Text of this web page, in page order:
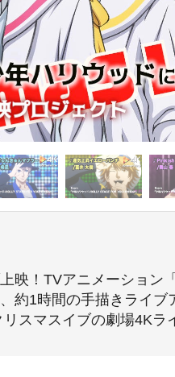
映！TVアニメーショ
約1時間の手描きライ
スマスイブの劇場4Kラ